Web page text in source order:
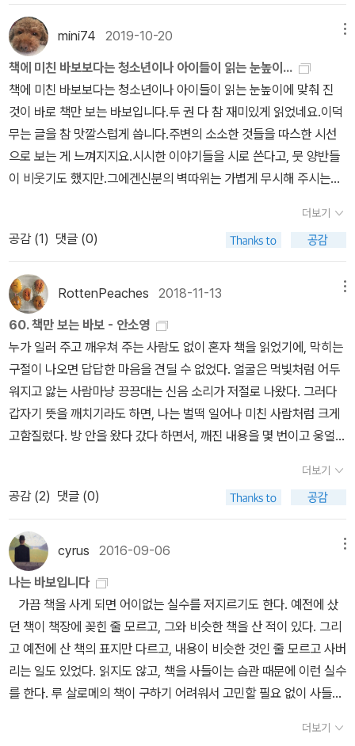
미래까지도 생각해보게 하는 책이다. 책의 가장 뒷부분에서는 이 책
에 나오는 인물과 책에 대해 가나다 순으로 간략히 정리를 해 놓아 참
고하기에 괜찮다. 옛 서화집을 넘기듯 오른쪽 책장의 우측에 세로로
그려져 있는 삽화에서 은은한 묵향이 배어나온다.
리가 있다면 기꺼이 받아들일 수 있었다. 뽀얗게 쌓인 먼지를 털어내
고 세상의 빛을 향해 나온 책들처럼, 벗들과 나의 시대는 그렇게 새롭
게 열리고 있었다. 좀벌레로 늙어가도 좋으니 인정받아 기쁘다는 조
선시대 책만보는 바보들이 일으킨 새로운 물결은 정조시대로만 끝난
게 아닐 것이다. 새로운 물결은 한 번 일어나기는 어렵지만 일단 새
물결이 일고 나면 그 파장은 멀리, 그리고 오래 가는 법이므로 우리가
사는 오늘날의 이 시대가 그들의 영향 밖에 있다고 감히 말할 수는 없
을 것이다. 읽고 나면 향긋한 묵향에 온전히 마음을 적신 듯한 느낌이
의 땀내음도 맡고 싶다. 또한 내 친구들이 보고싶어 진다. 세상사에
바쁘다고 늘 뒷전에 앉혀두었던 23년지기 내 친구들.. 결혼이나 아기
돌잔치, 집들이나 집안 경조사 때나 겨우겨우 얼굴을 볼 수 있는 내 친
구들. 내가 그들과 진정한 사귐을 하고나 있는 건지.. 한번 친구들을
불러 밥이라도 한 끼 먹어야겠다. 친구들 눈빛도 찬찬히 들여다 보고
웃을 때 입가에 지는 주름도 내 것인양 바라봐야지. 함께 할 시간들이
아직 남아있음을 고마워하면서 말이다.
다. 다음 모임, 아이들은 읽긴 했으나 이해하지 못한 부분이 많았다고
했다. 읽어 온 게 어딘가! 대견하다. 이 책은 유득공과 『발해고』에 대
한 저자의 상세한 설명으로 시작하고 있다. 발해고 본문에서도 「군고
(君考)」를 「발해의 역대 임금」으로 「신고(臣考)」를 「발해의 신하들」
로 「지리고(地理考)」를 「발해의 지리」와 같이 쉬운 말로 풀어서 설
명해주고 있다. 친절하게 계보나 복식 등의 도표와 사진 그리고 지도
들이 들어가 있어 이해를 돕는다. 그렇다 하더라도 사이사이 용어와
배경 설명을 해줘야 하는 부분이 있다. 유득공은 『발해고』 이전부터
쓴 「이십일도회고시(二十一都懷古詩)」에 나타난다. 말년에 ‘한사
군’의 역사에 관한 『사군지』를 집필했다. 북학 사상은 북벌론(北伐
論)을 반대하는 것으로 오해 되었지만 그렇지 않다는 것이 그의 압록
강을 넘어선 지역의 역사 인식에서 알 수 있다. 유득공의 사회 개혁과
관련해서 ‘용차론(用車論)’과 ‘축성론(築城論)’을 소개하며, 박제
가의 그것과 차별되는 점이 있다는 것을 소개한다. 박제가는 급진적
이라고 한다면 유득공은 현실을 고려한 제안을 하고 있다. 이런 자세
는 그의 고증을 통한 역사 연구에도 나타나 신뢰를 높인다. 『발해고』
는 『신당서』를 주요 사료로 사용했고, 그 외의 사료들을 참고했다.
『발해고』는 “발해와 고구려의 연계성을 인식하여, 발해와 신라가 양
립된 남북국 시대를 한국사 체계에 도입했으며, 역사서술의 유용성을
있게 발해사를 최초로 정리했음을 알 수가 있다.” 당시 사료의 불충분
때문에 잘못된 부분도 있었다고 지적한다. 사실 박제가 서문과 유득
공의 서문을 이해하면 이 책을 읽는 의미는 다 얻었다고 생각한다. 참
고로 박제가의 글은 발해고의 원문에는 없고 그의 『정유집』에 실려
있던 것을 붙인 것이다. 박제가는 연경을 향할 때 지났던 길들을 떠올
리며 그때의 감상을 적는다. 요동은 천하의 한 모퉁이지만 영웅과 제
왕이 일어날 만한 곳이며, 중국의 형세를 엿볼 수 있는 지역이지만, 고
려가 망할 때까지 압록강 밖으로 한 걸음도 내딛지 못하고, 신라의 ‘구
주오소경’ 안에 갇혀서 한·당·송·명의 흥망을 모르는 선비들을 한탄한
유득공은 고려가 발해사를 짓지 않은 것에 대해 비판한다. 발해가 망
이 더한다. 《시인/동주》를 읽게 된 것은 저자의 다른 역사소설 《책
만 보는 바보》(2005)를 읽고부터였다. 책을 너무나 사랑하여 ‘간서
치’라는 별명을 스스로 짓고 또 그렇게 불리었던 이덕무. 그의 삶 또한
내일을 기약하기 어려울 만큼 가난하고 힘겨운 나날들이었다. 사람과
자연을 부단히 사랑하고 긍정했던 그는 현실에서 너무나 무력했다.
서자출신으로 오랫동안 관직을 얻을 기회도 없었다. 추운 겨울날 구
멍 뚫린 창과 문으로 들어오는 매서운 바람을 견디기 위해 소장하던
《논어》로 이불을 삼고, 《한서》로 바람을 막았다 했다. 후대 사람이 이
덕무의 삶을 이야기할 때 빠지지 않고 언급되는 이 일화는 일견 낭만
적으로 들린다. 하지만 그 삶을 살아냈던 본인과 가족들에게는 그저
다른 선택의 여지가 없었던 고된 시련이었을 테다. 안소영 작가는 이
삶을 견디어 내던 인물들에 눈길이 가고 손길이 더 갔던 모양이다.
《시인/동주》중에서 시인이 습작기에 썼던 「초 한 대」라는 시가 소개
되어 있어 다시 눈으로 읽어 보았다. 초 한 대 - 내 방에 풍긴 향내를
맡는다. (...) 염소의 갈비뼈 같은 그의 몸,그리고도 그의 생명인 심
지(心志)까지백옥 같은 눈물과 피를 흘려,불살라 버린다. (...) 매
를 본 꿩이 도망가듯이암흑이 창구멍으로 도망간나의 방에 풍긴제물
의 위대한 향내를 맛보노라. (《시인/동주》에 인용된 시 「초 한 대」(1
934)에서 재인용함, 79면) 시인 곁에는 머리가 비상하고 총명한데
용한 시는 송몽규가 임시 정부 군관 학교에서 독립군 간부 훈련을 받
기 위해 떠난 후, 윤동주가 썼던 시라고 한다. 어둠을 밝히는 촛불과
같은 친구의 앞날을 예감했을까. 자신의 열일곱 번 째 생일을 며칠 앞
두고 쓴 이 시에는 혼자 남은 시인의 감상이 담겨 있는 듯하다. 국사
시간에 들은 기억으로 1930년대면 일제의 수탈정책이 더욱 극성을
부리던 시기였다. 이러한 습작시를 썼던 소년 윤동주도 현실을 예민
하게 감지하고 주시하고 있었을 것이다. 쳐내야할 세력이 바로 눈앞
에서 모든 이들의 삶을 통제하고 있었다. 그러고 보니 1910년에 출생
해서 1937년에 요절한 시인 이상 역시 나라가 사라져버린 땅에서 태
어나 살았던 인물이다. 책 속의 여러 정보와 상황은 시인의 삶을 이해
하는데 도움이 되지만, 상상만으로 그의 삶을 파악했다고 하기에는
mini74 2019-10-20
책에 미친 바보보다는 청소년이나 아이들이 읽는 눈높이...
책에 미친 바보보다는 청소년이나 아이들이 읽는 눈높이에 맞춰 진
것이 바로 책만 보는 바보입니다.두 권 다 참 재미있게 읽었네요.이덕
무는 글을 참 맛깔스럽게 씁니다.주변의 소소한 것들을 따스한 시선
으로 보는 게 느껴지지요.시시한 이야기들을 시로 쓴다고, 뭇 양반들
이 비웃기도 했지만.그에겐신분의 벽따위는 가볍게 무시해 주시는연
읽는 재미 중의 하나가, 우리가 정조시대때 배웠던 많은 출중한 인물
들이 대거 등장한다는 겁니다.일명 백탑파(원각사십층석탑)박지원은
물론, 홍대용에 박제가, 유득공, 그리고 이덕무의 처남이기도 한 백동
수(요즘 드라마로 만들어 지더군요)특히 방 두칸에 제대로 공부할 곳
없는 이덕무를 위해 친구들이 방 한칸을 지어 줍니다.책을 팔아서요.
모두들 책이라면 목숨만큼 귀하게 여겼던 이들이라 그들의 우정의 깊
이를 알 수 있지요.그 부분이 중학교 교과서에 실려 있어요. 백동수를
보며 무인이자 무예서를 썼다고 하니 아이들이막 웃더군요. 무슨 무
협지냐면서, 우리나라에도 멋진 무인들이 많은데, 숨은 고수들이 많
은데 문보다는 무를 숭상하기에 제대로알려지지 못한 것 같아 안타까
웠습니다.제가 필력이 있다면 멋진 무협 소설하나 쓰고 싶은데, 아무
래도 꿈에서나 써야 할까 봅니다.그런 이들을 줄기차게 세자에게 이
들입니다.청나라에 사신으로 보내게 되지요. 그 왕은 바로 정조.여기
서 이덕무의 여행이야기를 들으면 연암박지원의 열하일기가 겹쳐져
닮은 듯 다른 일기장을 훔쳐 보는 듯한 느낌이랍니다.물론 재미는 열
하일기가 조금 더 있지요.규장각의 검서관이 되어 안질이 걸릴 정도
로 열심이던 그들.특히 이덕무의 글 읽는 소리를 정조가 좋아했다고
하지요.백탑파..우울하고 암울한 20대를 보낸 그들.신분의 굴레 속에
서, 내 자식마저 끝도 보이지 않는 그 곳으로 대물림된다는 우울함에
책 속으로 음지로 마음 내놓을 곳 없어 외로웠던 그들.그들을 능력으
꾸고 희망을 갖게 해준 정조였기에 더욱 더청렴하고 백성을 위한 최
더보기
공감 (1) 댓글 (0)
RottenPeaches 2018-11-13
60. 책만 보는 바보 - 안소영
누가 일러 주고 깨우쳐 주는 사람도 없이 혼자 책을 읽었기에, 막히는
구절이 나오면 답답한 마음을 견딜 수 없었다. 얼굴은 먹빛처럼 어두
워지고 앓는 사람마냥 끙끙대는 신음 소리가 저절로 나왔다. 그러다
갑자기 뜻을 깨치기라도 하면, 나는 벌떡 일어나 미친 사람처럼 크게
고함질렀다. 방 안을 왔다 갔다 하면서, 깨진 내용을 몇 번이고 웅얼거
소리를 지르기도 하며 책만 들여다보는 날도 많았다. 사람들은 이런
나를 보고 '간서치'라고 놀렸다. 어딘가 모자라는, 책만 보는 바보라는
말이다. 나는 그 소리가 싫지 않았다.나의 호, 청장은 푸른 백호를 말
한다. 청장은 고요히 물가에 살면서, 눈앞에 지나가는 고기를 필요한
만큼만 먹고사는 맑고 욕심 없는 새라고 한다. 하늘처럼 미더운 새라
는 뜻인지, 하늘도 그 고요한 성품을 믿는 새라는 뜻인지, 사람들은
'신천옹'이라고 높여 부른다.박제가의 시는 참으로 영롱하고 아름다웠
다. ... 그 가운데 나는 이 시를 특히 좋아했다.'붉다'는 그 한 마디 글자
가지고온갖 꽃을 얼버무려 말하지 말라.꽃술도 많고 적은 차이 있으
니꼼꼼히 다시 한 번 살펴봐야지.언젠가 그를 만나고 돌아오는 길에
박제가는 이런 이야기를 했다. '유득공의 마음속에는 우물 하나가 있
는 것 같습니다. 어떤 근심 걱정도 한 번 담갔다 하면 사뿐하게 걸려져
더보기
공감 (2) 댓글 (0)
cyrus 2016-09-06
나는 바보입니다
가끔 책을 사게 되면 어이없는 실수를 저지르기도 한다. 예전에 샀
던 책이 책장에 꽂힌 줄 모르고, 그와 비슷한 책을 산 적이 있다. 그리
고 예전에 산 책의 표지만 다르고, 내용이 비슷한 것인 줄 모르고 사버
리는 일도 있었다. 읽지도 않고, 책을 사들이는 습관 때문에 이런 실수
를 한다. 루 살로메의 책이 구하기 어려워서 고민할 필요 없이 사들였
프로이트 등 당대 천재들의 운명을 관통한 전설적인 여인이다. 그녀
더보기